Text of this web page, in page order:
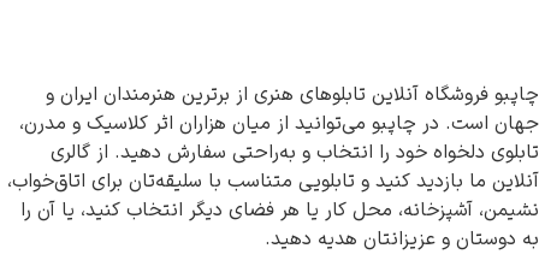
چاپبو فروشگاه آنلاین تابلوهای هنری از برترین هنرمندان ایران و
جهان است. در چاپبو می‌توانید از میان هزاران اثر کلاسیک و مدرن،
تابلوی دلخواه خود را انتخاب و به‌راحتی سفارش دهید. از گالری
آنلاین ما بازدید کنید و تابلویی متناسب با سلیقه‌تان برای اتاق‌خواب،
نشیمن، آشپزخانه، محل کار یا هر فضای دیگر انتخاب کنید، یا آن را
به دوستان و عزیزانتان هدیه دهید.